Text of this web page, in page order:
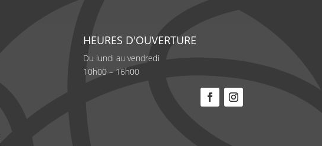
HEURES D'OUVERTURE
Du lundi au vendredi
10h00 – 16h00